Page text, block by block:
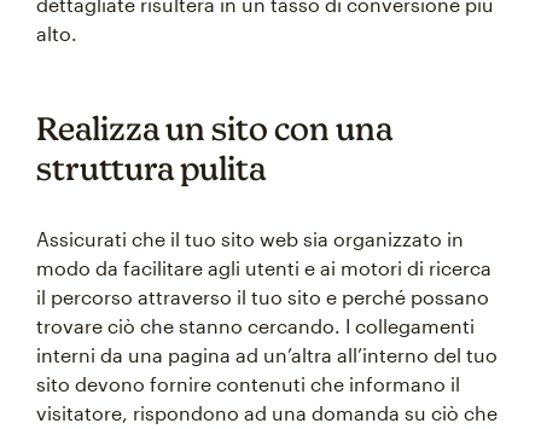
alto.
Realizza un sito con una
struttura pulita
Assicurati che il tuo sito web sia organizzato in
modo da facilitare agli utenti e ai motori di ricerca
il percorso attraverso il tuo sito e perché possano
trovare ciò che stanno cercando. I collegamenti
interni da una pagina ad un’altra all’interno del tuo
sito devono fornire contenuti che informano il
visitatore, rispondono ad una domanda su ciò che